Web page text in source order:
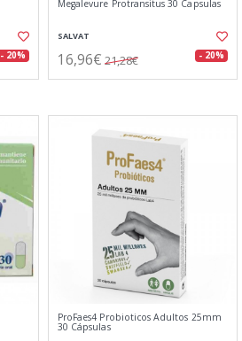
- 20%
Megalevure Protransitus 30 Capsulas
SALVAT
16,96€ 21,28€ - 20%
ProFaes4 Probioticos Adultos 25mm
30 Cápsulas